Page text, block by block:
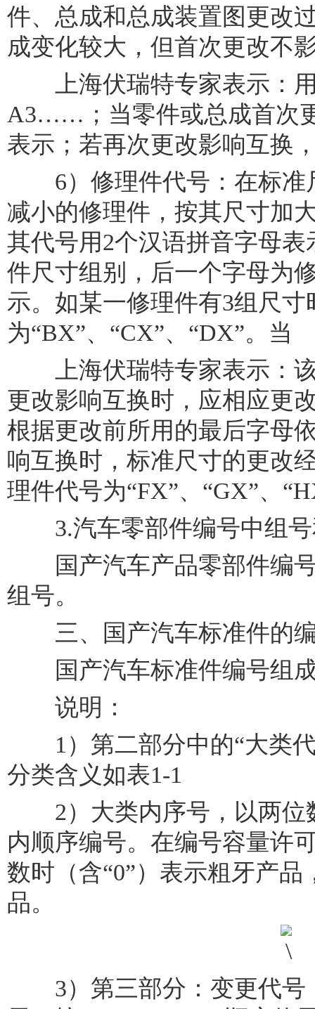
件、总成和总成装置图更改
成变化较大，但首次更改不
上海伏瑞特专家表示：用
A3……；当零件或总成首次
表示；若再次更改影响互换
6）修理件代号：在标准
减小的修理件，按其尺寸加
其代号用2个汉语拼音字母
件尺寸组别，后一个字母为
示。如某一修理件有3组尺寸
为“BX”、“CX”、“DX”。当
上海伏瑞特专家表示：该
更改影响互换时，应相应更
根据更改前所用的最后字母
响互换时，标准尺寸的更改
理件代号为“FX”、“GX”、
3.汽车零部件编号中组号
国产汽车产品零部件编号
组号。
三、国产汽车标准件的
国产汽车标准件编号组成
说明：
1）第二部分中的“大类代
分类含义如表1-1
2）大类内序号，以两位
内顺序编号。在编号容量许
数时（含“0”）表示粗牙产
品。
3）第三部分：变更代号